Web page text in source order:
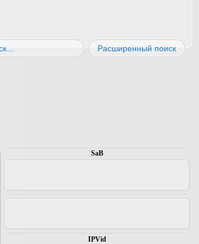
Расширенный поиск
SaB
IPVid